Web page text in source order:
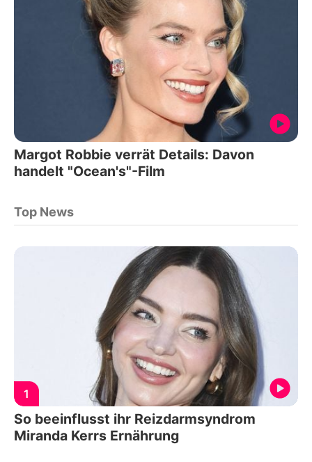
Margot Robbie verrät Details: Davon
handelt "Ocean's"-Film
Top News
1
So beeinflusst ihr Reizdarmsyndrom
Miranda Kerrs Ernährung